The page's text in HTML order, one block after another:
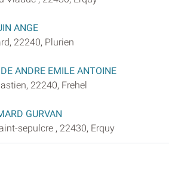
ANGE
22240, Plurien
ANDRE EMILE ANTOINE
22240, Frehel
GURVAN
sepulcre , 22430, Erquy